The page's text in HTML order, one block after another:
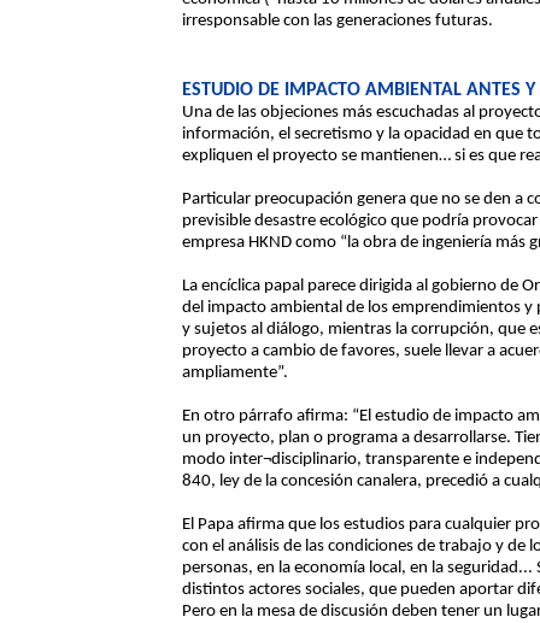
irresponsable con las generaciones futuras.
ESTUDIO DE IMPACTO AMBIENTAL ANTES Y
Una de las objeciones más escuchadas al
información, el secretismo y la opacidad en que
expliquen el proyecto se mantienen… si es que
Particular preocupación genera que no se den a
previsible desastre ecológico que podría
empresa HKND como “la obra de ingeniería más
La encíclica papal parece dirigida al gobierno de
del impacto ambiental de los emprendimientos
y sujetos al diálogo, mientras la corrupción, que
proyecto a cambio de favores, suele llevar a
ampliamente”.
En otro párrafo afirma: “El estudio de impacto
un proyecto, plan o programa a desarrollarse.
modo inter¬disciplinario, transparente e
840, ley de la concesión canalera, precedió a
El Papa afirma que los estudios para cualquier
con el análisis de las condiciones de trabajo y de
personas, en la economía local, en la
distintos actores sociales, que pueden aportar
Pero en la mesa de discusión deben tener un